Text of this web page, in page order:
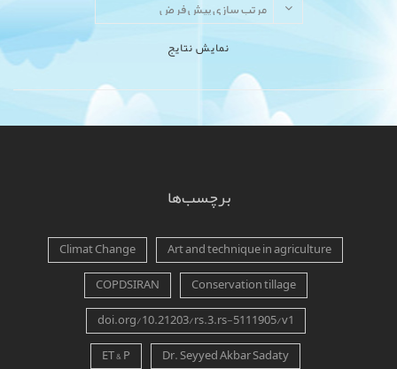
نمایش نتایج
برچسب‌ها
Art and technique in agriculture
Climat Change
Conservation tillage
COPDSIRAN
doi.org/10.21203/rs.3.rs-5111905/v1
Dr. Seyyed Akbar Sadaty
ET & P